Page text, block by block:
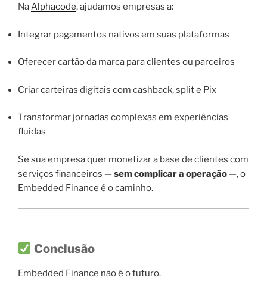
NaAlphacode, ajudamos empresas a:
Integrar pagamentos nativos em suas plataformas
Oferecer cartão da marca para clientes ou parceiros
Criar carteiras digitais com cashback, split e Pix
Transformar jornadas complexas em experiências
fluidas
Se sua empresa quer monetizar a base de clientes com
serviços financeiros —sem complicar a operação —, o
Embedded Finance é o caminho.
Conclusão
Embedded Finance não é o futuro.